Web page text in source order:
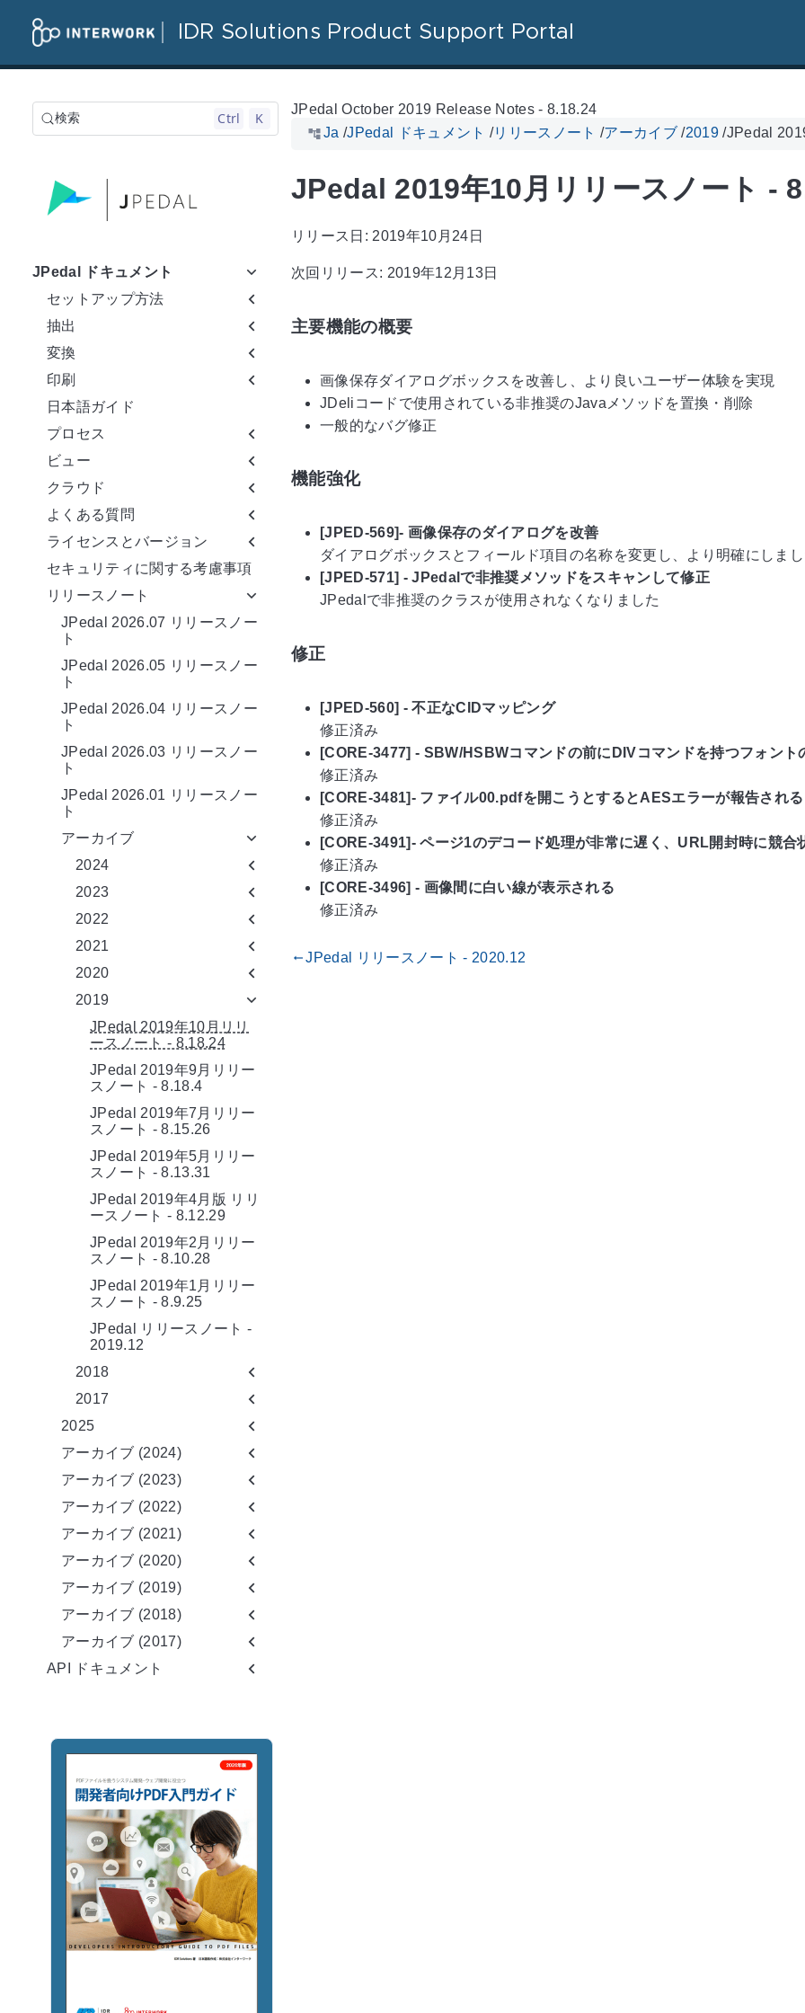
IDR Solutions Product Support Portal
検索 Ctrl K
JPedal ドキュメント
セットアップ方法
抽出
変換
印刷
日本語ガイド
プロセス
ビュー
クラウド
よくある質問
ライセンスとバージョン
セキュリティに関する考慮事項
リリースノート
JPedal 2026.07 リリースノー
ト
JPedal 2026.05 リリースノー
ト
JPedal 2026.04 リリースノー
ト
JPedal 2026.03 リリースノー
ト
JPedal 2026.01 リリースノー
ト
アーカイブ
2024
2023
2022
2021
2020
2019
JPedal 2019年10月リリ
ースノート - 8.18.24
JPedal 2019年9月リリー
スノート - 8.18.4
JPedal 2019年7月リリー
スノート - 8.15.26
JPedal 2019年5月リリー
スノート - 8.13.31
JPedal 2019年4月版 リリ
ースノート - 8.12.29
JPedal 2019年2月リリー
スノート - 8.10.28
JPedal 2019年1月リリー
スノート - 8.9.25
JPedal リリースノート -
2019.12
2018
2017
2025
アーカイブ (2024)
アーカイブ (2023)
アーカイブ (2022)
アーカイブ (2021)
アーカイブ (2020)
アーカイブ (2019)
アーカイブ (2018)
アーカイブ (2017)
API ドキュメント
JPedal October 2019 Release Notes - 8.18.24
Ja /JPedal ドキュメント /リリースノート /アーカイブ/2019/JPedal
JPedal 2019年10月リリースノート -
リリース日: 2019年10月24日
次回リリース: 2019年12月13日
主要機能の概要
画像保存ダイアログボックスを改善し、より良いユーザー体験を実現
JDeliコードで使用されている非推奨のJavaメソッドを置換・削除
一般的なバグ修正
機能強化
[JPED-569]- 画像保存のダイアログを改善
ダイアログボックスとフィールド項目の名称を変更し、より明確にしまし
[JPED-571] - JPedalで非推奨メソッドをスキャンして修正
JPedalで非推奨のクラスが使用されなくなりました
修正
[JPED-560] - 不正なCIDマッピング
修正済み
[CORE-3477] - SBW/HSBWコマンドの前にDIVコマンドを持つフォント
修正済み
[CORE-3481]- ファイル00.pdfを開こうとするとAESエラーが報告される
修正済み
[CORE-3491]- ページ1のデコード処理が非常に遅く、URL開封時に競合
修正済み
[CORE-3496] - 画像間に白い線が表示される
修正済み
gdoc_arrow_left_altJPedal リリースノート - 2020.12